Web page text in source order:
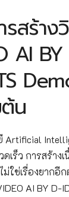
สร้าง
AI
น
เร็ว การสร้าง
ใช่เรื่องยากอีก
AI BY D-